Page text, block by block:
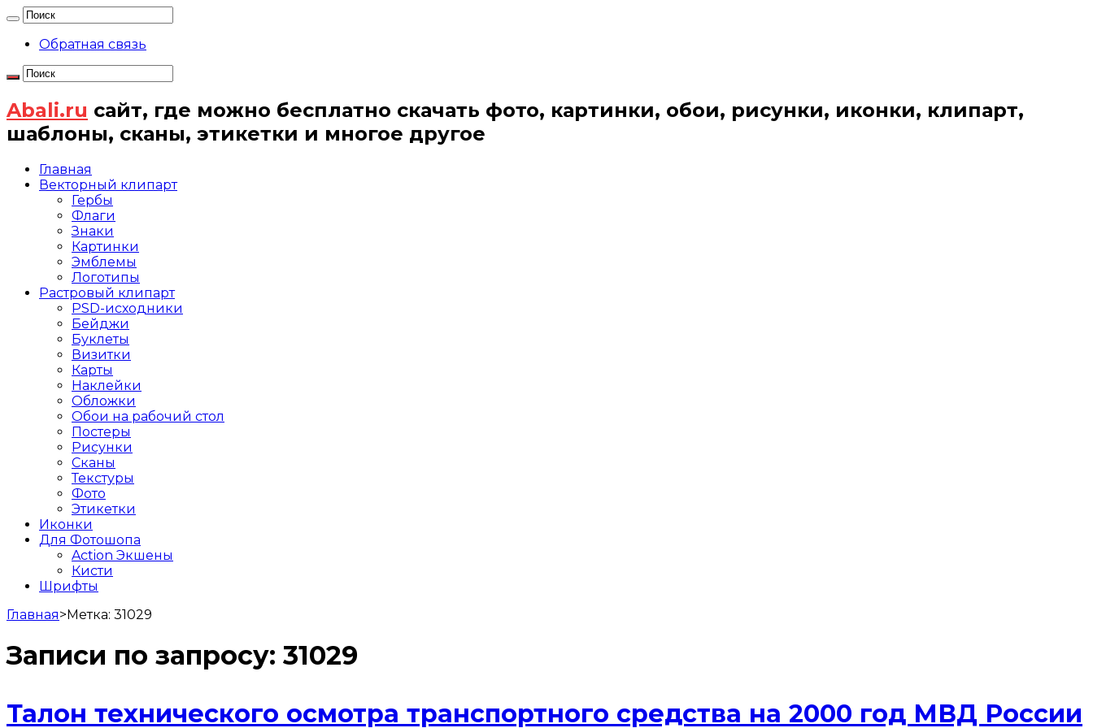
Обратная связь
Abali.ru сайт, где можно бесплатно скачать фото, картинки, обои, рисунки, иконки, клипарт,
шаблоны, сканы, этикетки и многое другое
Главная
Векторный клипарт
Гербы
Флаги
Знаки
Картинки
Эмблемы
Логотипы
Растровый клипарт
PSD-исходники
Бейджи
Буклеты
Визитки
Карты
Наклейки
Обложки
Обои на рабочий стол
Постеры
Рисунки
Сканы
Текстуры
Фото
Этикетки
Иконки
Для Фотошопа
Action Экшены
Кисти
Шрифты
Главная>Метка: 31029
Записи по запросу: 31029
Талон технического осмотра транспортного средства на 2000 год МВД России